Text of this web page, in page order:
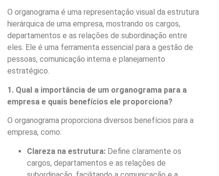
O organograma é uma representação visual da estrutura
hierárquica de uma empresa, mostrando os cargos,
departamentos e as relações de subordinação entre
eles. Ele é uma ferramenta essencial para a gestão de
pessoas, comunicação interna e planejamento
estratégico.
1. Qual a importância de um organograma para a
empresa e quais benefícios ele proporciona?
O organograma proporciona diversos benefícios para a
empresa, como:
Clareza na estrutura: Define claramente os
cargos, departamentos e as relações de